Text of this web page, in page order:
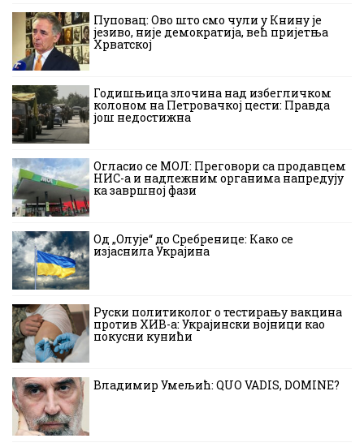
Пуповац: Ово што смо чули у Книну је
језиво, није демократија, већ пријетња
Хрватској
Годишњица злочина над избегличком
колоном на Петровачкој цести: Правда
још недостижна
Огласио се МОЛ: Преговори са продавцем
НИС-а и надлежним органима напредују
ка завршној фази
Од „Олује“ до Сребренице: Како се
изјаснила Украјина
Руски политиколог о тестирању вакцина
против ХИВ-а: Украјински војници као
покусни кунићи
Владимир Умељић: QUO VADIS, DOMINE?